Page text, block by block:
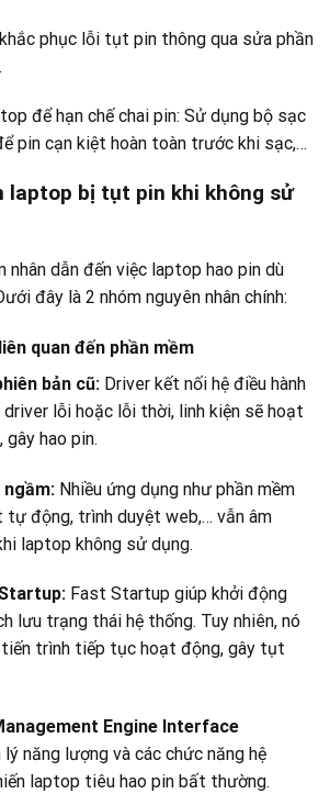
phục lỗi tụt pin thông qua sửa phần
để hạn chế chai pin: Sử dụng bộ sạc
pin cạn kiệt hoàn toàn trước khi sạc,…
laptop bị tụt pin khi không sử
nhân dẫn đến việc laptop hao pin dù
đây là 2 nhóm nguyên nhân chính:
quan đến phần mềm
bản cũ: Driver kết nối hệ điều hành
driver lỗi hoặc lỗi thời, linh kiện sẽ hoạt
gây hao pin.
ngầm: Nhiều ứng dụng như phần mềm
tự động, trình duyệt web,… vẫn âm
laptop không sử dụng.
Fast Startup giúp khởi động
lưu trạng thái hệ thống. Tuy nhiên, nó
trình tiếp tục hoạt động, gây tụt
Engine Interface
lý năng lượng và các chức năng hệ
laptop tiêu hao pin bất thường.